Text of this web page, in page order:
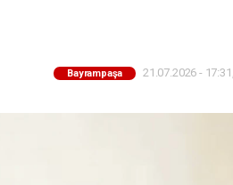
Bayrampaşa 21.07.2026 -